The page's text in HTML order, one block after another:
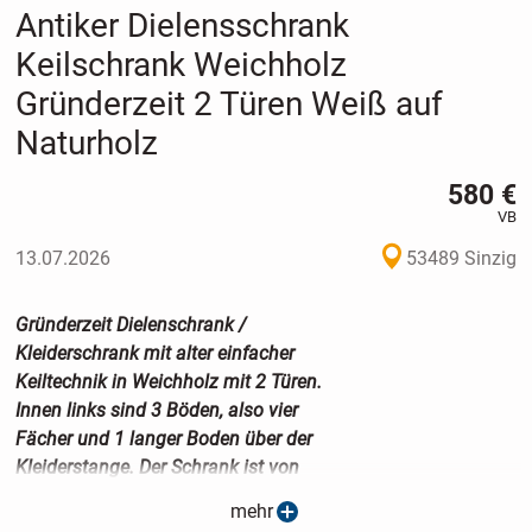
Antiker Dielensschrank
Keilschrank Weichholz
Gründerzeit 2 Türen Weiß auf
Naturholz
580 €
VB
13.07.2026 53489 Sinzig
Gründerzeit Dielenschrank /
Kleiderschrank mit alter einfacher
Keiltechnik in Weichholz mit 2 Türen.
Innen links sind 3 Böden, also vier
Fächer und 1 langer Boden über der
Kleiderstange. Der Schrank ist von
um 1880 und mit Creme-Weiß auf
Naturbraun-Schattierungen überarbeitet.
mehr